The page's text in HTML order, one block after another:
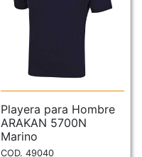
Playera para Hombre
ARAKAN 5700N
Marino
COD. 49040